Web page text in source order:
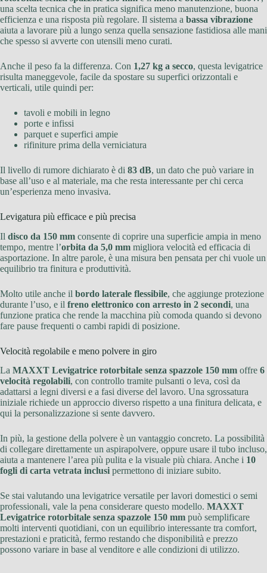
una scelta tecnica che in pratica significa meno manutenzione, buona
efficienza e una risposta più regolare. Il sistema a bassa vibrazione
aiuta a lavorare più a lungo senza quella sensazione fastidiosa alle mani
che spesso si avverte con utensili meno curati.
Anche il peso fa la differenza. Con 1,27 kg a secco, questa levigatrice
risulta maneggevole, facile da spostare su superfici orizzontali e
verticali, utile quindi per:
tavoli e mobili in legno
porte e infissi
parquet e superfici ampie
rifiniture prima della verniciatura
Il livello di rumore dichiarato è di 83 dB, un dato che può variare in
base all’uso e al materiale, ma che resta interessante per chi cerca
un’esperienza meno invasiva.
Levigatura più efficace e più precisa
Il disco da 150 mm consente di coprire una superficie ampia in meno
tempo, mentre l’orbita da 5,0 mm migliora velocità ed efficacia di
asportazione. In altre parole, è una misura ben pensata per chi vuole un
equilibrio tra finitura e produttività.
Molto utile anche il bordo laterale flessibile, che aggiunge protezione
durante l’uso, e il freno elettronico con arresto in 2 secondi, una
funzione pratica che rende la macchina più comoda quando si devono
fare pause frequenti o cambi rapidi di posizione.
Velocità regolabile e meno polvere in giro
La MAXXT Levigatrice rotorbitale senza spazzole 150 mm offre 6
velocità regolabili, con controllo tramite pulsanti o leva, così da
adattarsi a legni diversi e a fasi diverse del lavoro. Una sgrossatura
iniziale richiede un approccio diverso rispetto a una finitura delicata, e
qui la personalizzazione si sente davvero.
In più, la gestione della polvere è un vantaggio concreto. La possibilità
di collegare direttamente un aspirapolvere, oppure usare il tubo incluso,
aiuta a mantenere l’area più pulita e la visuale più chiara. Anche i 10
fogli di carta vetrata inclusi permettono di iniziare subito.
Se stai valutando una levigatrice versatile per lavori domestici o semi
professionali, vale la pena considerare questo modello. MAXXT
Levigatrice rotorbitale senza spazzole 150 mm può semplificare
molti interventi quotidiani, con un equilibrio interessante tra comfort,
prestazioni e praticità, fermo restando che disponibilità e prezzo
possono variare in base al venditore e alle condizioni di utilizzo.